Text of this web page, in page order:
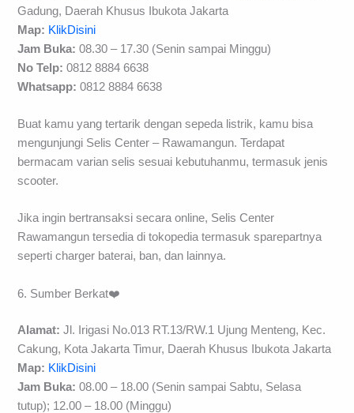
Gadung, Daerah Khusus Ibukota Jakarta
Map: KlikDisini
Jam Buka: 08.30 – 17.30 (Senin sampai Minggu)
No Telp: 0812 8884 6638
Whatsapp: 0812 8884 6638
Buat kamu yang tertarik dengan sepeda listrik, kamu bisa
mengunjungi Selis Center – Rawamangun. Terdapat
bermacam varian selis sesuai kebutuhanmu, termasuk jenis
scooter.
Jika ingin bertransaksi secara online, Selis Center
Rawamangun tersedia di tokopedia termasuk sparepartnya
seperti charger baterai, ban, dan lainnya.
6. Sumber Berkat❤️
Alamat: Jl. Irigasi No.013 RT.13/RW.1 Ujung Menteng, Kec.
Cakung, Kota Jakarta Timur, Daerah Khusus Ibukota Jakarta
Map: KlikDisini
Jam Buka: 08.00 – 18.00 (Senin sampai Sabtu, Selasa
tutup); 12.00 – 18.00 (Minggu)